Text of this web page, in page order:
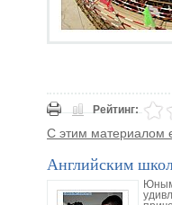
Рейтинг:
С этим материалом
Английским
Юным